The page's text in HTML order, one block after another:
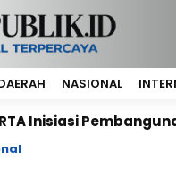
NASIONAL
Pembangunan